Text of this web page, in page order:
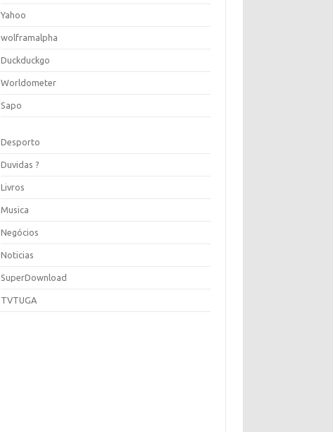
Yahoo
wolframalpha
Duckduckgo
Worldometer
Sapo
Desporto
Duvidas ?
Livros
Musica
Negócios
Noticias
SuperDownload
TVTUGA